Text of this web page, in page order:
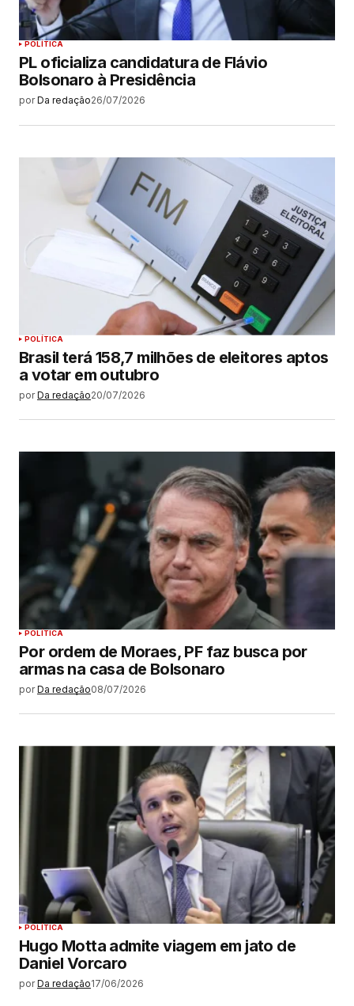
POLÍTICA
PL oficializa candidatura de Flávio
Bolsonaro à Presidência
por Da redação26/07/2026
POLÍTICA
Brasil terá 158,7 milhões de eleitores aptos
a votar em outubro
por Da redação20/07/2026
POLÍTICA
Por ordem de Moraes, PF faz busca por
armas na casa de Bolsonaro
por Da redação08/07/2026
POLÍTICA
Hugo Motta admite viagem em jato de
Daniel Vorcaro
por Da redação17/06/2026